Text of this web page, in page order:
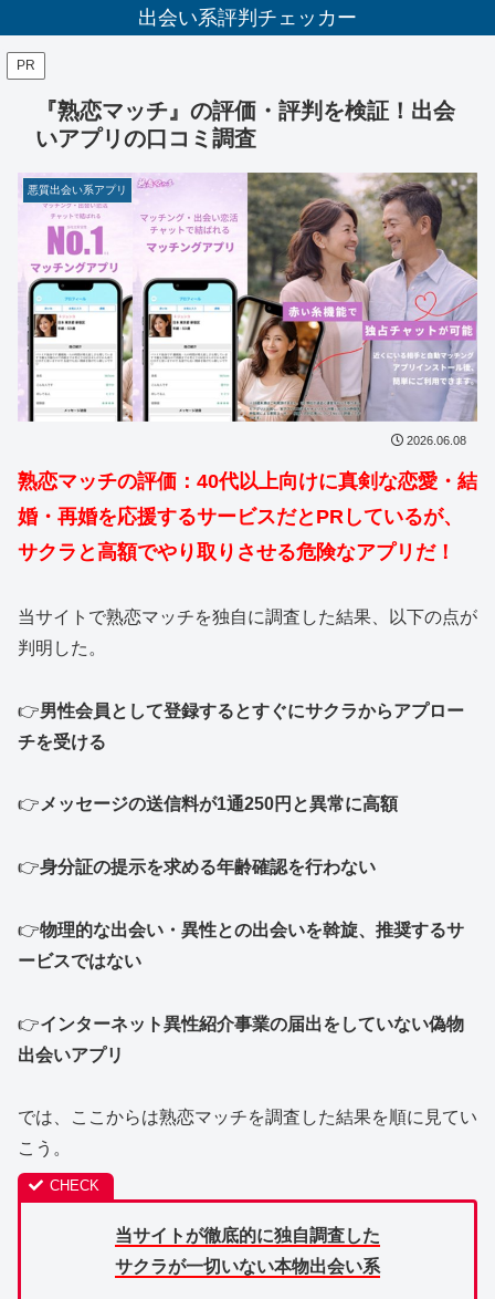
出会い系評判チェッカー
PR
『熟恋マッチ』の評価・評判を検証！出会
いアプリの口コミ調査
悪質出会い系アプリ
2026.06.08
熟恋マッチの評価：40代以上向けに真剣な恋愛・結
婚・再婚を応援するサービスだとPRしているが、
サクラと高額でやり取りさせる危険なアプリだ！
当サイトで熟恋マッチを独自に調査した結果、以下の点が
判明した。
👉男性会員として登録するとすぐにサクラからアプロー
チを受ける
👉 メッセージの送信料が1通250円と異常に高額
👉身分証の提示を求める年齢確認を行わない
👉物理的な出会い・異性との出会いを斡旋、推奨するサ
ービスではない
👉インターネット異性紹介事業の届出をしていない偽物
出会いアプリ
では、ここからは熟恋マッチを調査した結果を順に見てい
こう。
当サイトが徹底的に独自調査した
サクラが一切いない本物出会い系